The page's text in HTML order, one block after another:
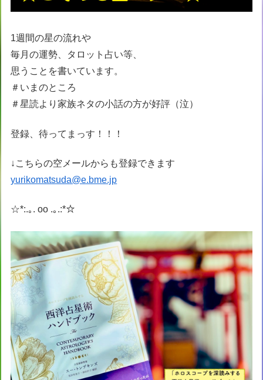
1週間の星の流れや
毎月の運勢、タロット占い等、
思うことを書いています。
＃いまのところ
＃星読より家族ネタの小話の方が好評（泣）
登録、待ってまっす！！！
↓こちらの空メールからも登録できます
yurikomatsuda@e.bme.jp
☆*:.｡. oo .｡.:*☆